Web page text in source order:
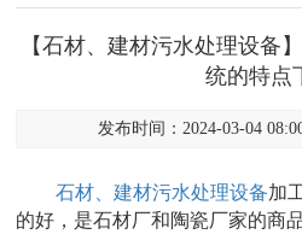
【石材、建材污水处理设备
统的特点
发布时间：2024-03-04
石材、建材污水处理设备加
的好，是石材厂和陶瓷厂家的商